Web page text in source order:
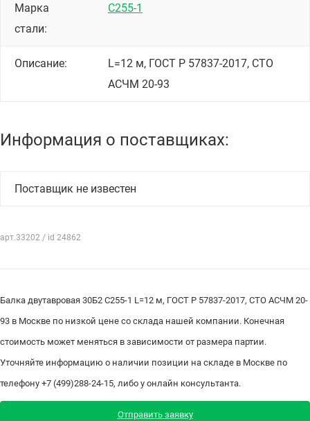
Марка
стали:
С255-1
Описание:
L=12 м, ГОСТ Р 57837-2017, СТО
АСЧМ 20-93
Информация о поставщиках:
Поставщик не известен
арт.33202 / id 24862
Балка двутавровая 30Б2 С255-1 L=12 м, ГОСТ Р 57837-2017, СТО АСЧМ 20-
93 в Москве по низкой цене со склада нашей компании. Конечная
стоимость может меняться в зависимости от размера партии.
Уточняйте информацию о наличии позиции на складе в Москве по
телефону +7 (499)288-24-15, либо у онлайн консультанта.
Отправить заявку